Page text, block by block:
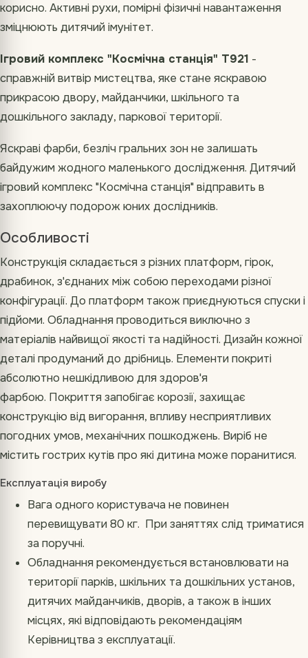
корисно. Активні рухи, помірні фізичні навантаження
зміцнюють дитячий імунітет.
Ігровий комплекс "Космічна станція" Т921 -
справжній витвір мистецтва, яке стане яскравою
прикрасою двору, майданчики, шкільного та
дошкільного закладу, паркової території.
Яскраві фарби, безліч гральних зон не залишать
байдужим жодного маленького дослідження. Дитячий
ігровий комплекс "Космічна станція" відправить в
захоплюючу подорож юних дослідників.
Особливості
Конструкція складається з різних платформ, гірок,
драбинок, з'єднаних між собою переходами різної
конфігурації. До платформ також приєднуються спуски і
підйоми. Обладнання проводиться виключно з
матеріалів найвищої якості та надійності. Дизайн кожної
деталі продуманий до дрібниць. Елементи покриті
абсолютно нешкідливою для здоров'я
фарбою. Покриття запобігає корозії, захищає
конструкцію від вигорання, впливу несприятливих
погодних умов, механічних пошкоджень. Виріб не
містить гострих кутів про які дитина може поранитися.
Експлуатація виробу
Вага одного користувача не повинен
перевищувати 80 кг. При заняттях слід триматися
за поручні.
Обладнання рекомендується встановлювати на
території парків, шкільних та дошкільних установ,
дитячих майданчиків, дворів, а також в інших
місцях, які відповідають рекомендаціям
Керівництва з експлуатації.